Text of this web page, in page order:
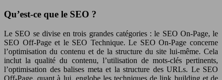
Qu’est-ce que le SEO ?
Le SEO se divise en trois grandes catégories : le SEO On-Page, le
SEO Off-Page et le SEO Technique. Le SEO On-Page concerne
l’optimisation du contenu et de la structure du site lui-même. Cela
inclut la qualité du contenu, l’utilisation de mots-clés pertinents,
l’optimisation des balises meta et la structure des URLs. Le SEO